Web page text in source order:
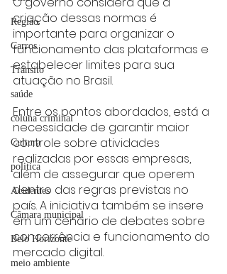
Região
Carros
Trânsito
saúde
coluna criminal
Cultura
politica
Acidentes
Câmara municipal
Belo Horizonte
meio ambiente
criação dessas normas é
importante para organizar o
funcionamento das plataformas e
estabelecer limites para sua
atuação no Brasil.
Entre os pontos abordados, está a
necessidade de garantir maior
controle sobre atividades
realizadas por essas empresas,
além de assegurar que operem
dentro das regras previstas no
país. A iniciativa também se insere
em um cenário de debates sobre
concorrência e funcionamento do
mercado digital.